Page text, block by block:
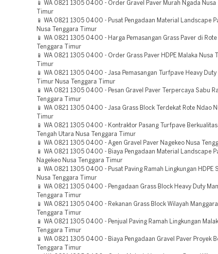
📱 WA 0821 1305 0400 - Order Gravel Paver Murah Ngada Nusa
Timur
📱 WA 0821 1305 0400 - Pusat Pengadaan Material Landscape
Nusa Tenggara Timur
📱 WA 0821 1305 0400 - Harga Pemasangan Grass Paver di
Tenggara Timur
📱 WA 0821 1305 0400 - Order Grass Paver HDPE Malaka Nusa
Timur
📱 WA 0821 1305 0400 - Jasa Pemasangan Turfpave Heavy
Timur Nusa Tenggara Timur
📱 WA 0821 1305 0400 - Pesan Gravel Paver Terpercaya Sabu
Tenggara Timur
📱 WA 0821 1305 0400 - Jasa Grass Block Terdekat Rote Ndao
Timur
📱 WA 0821 1305 0400 - Kontraktor Pasang Turfpave
Tengah Utara Nusa Tenggara Timur
📱 WA 0821 1305 0400 - Agen Gravel Paver Nagekeo Nusa
📱 WA 0821 1305 0400 - Biaya Pengadaan Material Landscape
Nagekeo Nusa Tenggara Timur
📱 WA 0821 1305 0400 - Pusat Paving Ramah Lingkungan HDPE
Nusa Tenggara Timur
📱 WA 0821 1305 0400 - Pengadaan Grass Block Heavy Duty
Tenggara Timur
📱 WA 0821 1305 0400 - Rekanan Grass Block Wilayah
Tenggara Timur
📱 WA 0821 1305 0400 - Penjual Paving Ramah Lingkungan
Tenggara Timur
📱 WA 0821 1305 0400 - Biaya Pengadaan Gravel Paver Proyek
Tenggara Timur